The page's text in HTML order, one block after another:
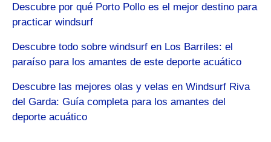
Descubre por qué Porto Pollo es el mejor destino para
practicar windsurf
Descubre todo sobre windsurf en Los Barriles: el
paraíso para los amantes de este deporte acuático
Descubre las mejores olas y velas en Windsurf Riva
del Garda: Guía completa para los amantes del
deporte acuático